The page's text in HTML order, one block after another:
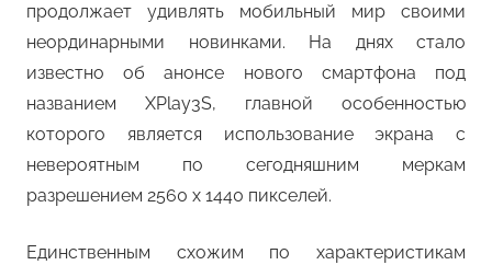
продолжает удивлять мобильный мир своими
неординарными новинками. На днях стало
известно об анонсе нового смартфона под
названием XPlay3S, главной особенностью
которого является использование экрана с
невероятным по сегодняшним меркам
разрешением 2560 x 1440 пикселей.
Единственным схожим по характеристикам